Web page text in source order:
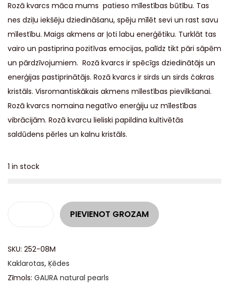
Rozā kvarcs māca mums patieso mīlestības būtību. Tas
nes dziļu iekšēju dziedināšanu, spēju mīlēt sevi un rast savu
mīlestību. Maigs akmens ar ļoti labu enerģētiku. Turklāt tas
vairo un pastiprina pozitīvas emocijas, palīdz tikt pāri sāpēm
un pārdzīvojumiem. Rozā kvarcs ir spēcīgs dziedinātājs un
enerģijas pastiprinātājs. Rozā kvarcs ir sirds un sirds čakras
kristāls. Visromantiskākais akmens mīlestības pievilkšanai.
Rozā kvarcs nomaina negatīvo enerģiju uz mīlestības
vibrācijām. Rozā kvarcu lieliski papildina kultivētās
saldūdens pērles un kalnu kristāls.
1 in stock
PIEVIENOT GROZAM
SKU: 252-08M
Kaklarotas, Ķēdes
Zīmols: GAURA natural pearls